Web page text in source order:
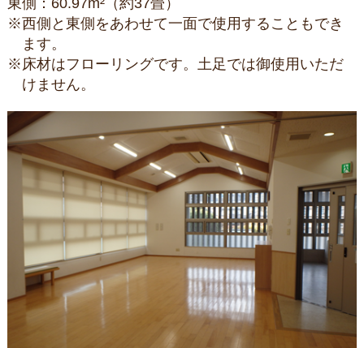
東側：60.97m²（約37畳）
※西側と東側をあわせて一面で使用することもでき
ます。
※床材はフローリングです。土足では御使用いただ
けません。